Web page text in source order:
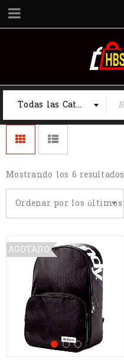
Todas las Categorias
Mostrando los 6 resultados
Ordenar por los últimos
AGOTADO